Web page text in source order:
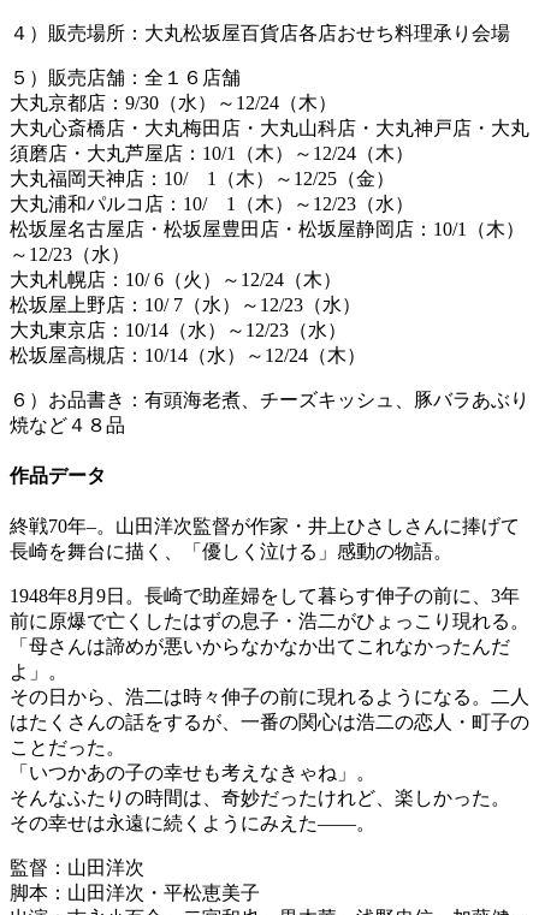
４）販売場所：大丸松坂屋百貨店各店おせち料理承り会場
５）販売店舗：全１６店舗
大丸京都店：9/30（水）～12/24（木）
大丸心斎橋店・大丸梅田店・大丸山科店・大丸神戸店・大丸
須磨店・大丸芦屋店：10/1（木）～12/24（木）
大丸福岡天神店：10/ 1（木）～12/25（金）
大丸浦和パルコ店：10/ 1（木）～12/23（水）
松坂屋名古屋店・松坂屋豊田店・松坂屋静岡店：10/1（木）
～12/23（水）
大丸札幌店：10/ 6（火）～12/24（木）
松坂屋上野店：10/ 7（水）～12/23（水）
大丸東京店：10/14（水）～12/23（水）
松坂屋高槻店：10/14（水）～12/24（木）
６）お品書き：有頭海老煮、チーズキッシュ、豚バラあぶり
焼など４８品
作品データ
終戦70年–。山田洋次監督が作家・井上ひさしさんに捧げて
長崎を舞台に描く、「優しく泣ける」感動の物語。
1948年8月9日。長崎で助産婦をして暮らす伸子の前に、3年
前に原爆で亡くしたはずの息子・浩二がひょっこり現れる。
「母さんは諦めが悪いからなかなか出てこれなかったんだ
よ」。
その日から、浩二は時々伸子の前に現れるようになる。二人
はたくさんの話をするが、一番の関心は浩二の恋人・町子の
ことだった。
「いつかあの子の幸せも考えなきゃね」。
そんなふたりの時間は、奇妙だったけれど、楽しかった。
その幸せは永遠に続くようにみえた――。
監督：山田洋次
脚本：山田洋次・平松恵美子